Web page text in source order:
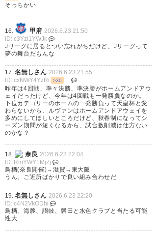
そっちかい
16. 甲府 2026.6.23 21:50
ID: c3YzI1YWJk
Jリーグに居るとつい忘れがちだけど、Jリーグって
夢の舞台だもんな
17. 名無しさん 2026.6.23 21:55
ID: cxNWY4YzRi
>30
昨年は4回戦、準々決勝、準決勝がホームアンドアウ
ェイだったけど、今年は4回戦も一発勝負なのか。
下位カテゴリーのホームの一発勝負って天皇杯と変
わらないから、ルヴァンはホームアンドアウェイを
多めにしてほしいところだけど、秋春制になってシ
ーズン期間が短くなるから、試合数削減は仕方ない
のかな？
18. 奈良 2026.6.23 22:04
ID: RmYWY1MjZj
鳥栖(奈良開催)→滋賀→東大阪
うん、ご近所ばかりで良い組み合わせだ
19. 名無しさん 2026.6.23 22:20
ID: c4N2VkODhi
鳥栖、海豚、讃岐、磐田と水色クラブと当たる可能
性大